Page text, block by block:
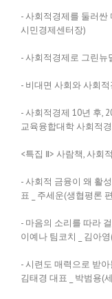
- 사회적경제를 둘러싼
시민경제센터장)
- 사회적경제로 그린뉴
- 비대면 사회와 사회
- 사회적경제 10년 후,
교육융합대학 사회적
<특집 Ⅱ> 사람책, 사회
- 사회적 금융이 왜 활
표 _ 주세운(생협평론
- 마음의 소리를 따라
이예나 팀코치 _ 김아
- 시련도 매력으로 받
김태경 대표 _ 박범용(